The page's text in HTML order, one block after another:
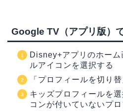
Google TV（アプリ版）
Disney+アプリのホー
ルアイコンを選択する
「プロフィールを切り
キッズプロフィールを
コンが付いていないプ